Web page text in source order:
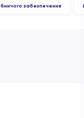
забезпечення